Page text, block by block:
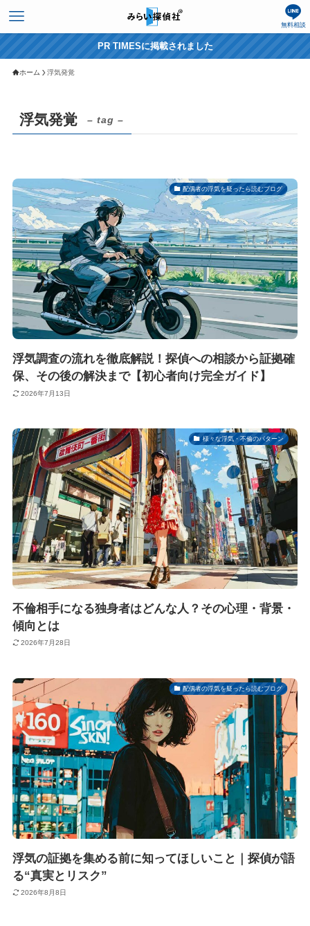
無料相談
PR TIMESに掲載されました
ホーム 浮気発覚
浮気発覚 – tag –
配偶者の浮気を疑ったら読むブログ
浮気調査の流れを徹底解説！探偵への相談から証拠確
保、その後の解決まで【初心者向け完全ガイド】
2026年7月13日
様々な浮気・不倫のパターン
不倫相手になる独身者はどんな人？その心理・背景・
傾向とは
2026年7月28日
配偶者の浮気を疑ったら読むブログ
浮気の証拠を集める前に知ってほしいこと｜探偵が語
る“真実とリスク”
2026年8月8日